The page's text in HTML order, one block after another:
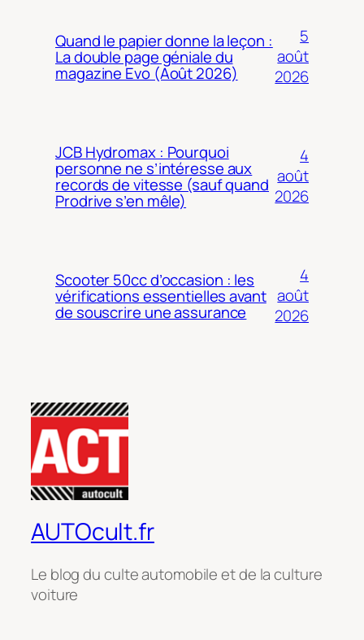
Quand le papier donne la leçon :
La double page géniale du
magazine Evo (Août 2026)
5
août
2026
JCB Hydromax : Pourquoi
personne ne s’intéresse aux
records de vitesse (sauf quand
Prodrive s’en mêle)
4
août
2026
Scooter 50cc d’occasion : les
vérifications essentielles avant
de souscrire une assurance
4
août
2026
AUTOcult.fr
Le blog du culte automobile et de la culture
voiture